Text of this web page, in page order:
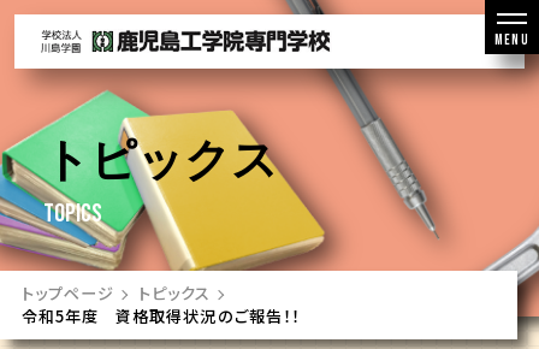
MENU
トピックス
TOPICS
トップページ
トピックス
令和5年度 資格取得状況のご報告！！